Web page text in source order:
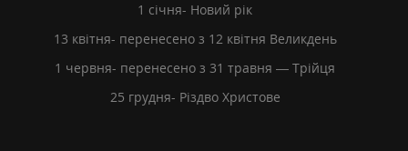
1 січня- Новий рік
13 квітня- перенесено з 12 квітня Великдень
1 червня- перенесено з 31 травня — Трійця
25 грудня- Різдво Христове